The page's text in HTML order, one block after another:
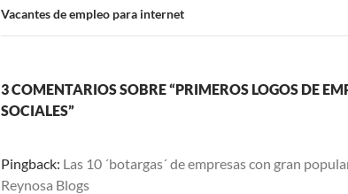
Vacantes de empleo para internet
3 COMENTARIOS SOBRE “PRIMEROS LOGOS DE
SOCIALES”
Pingback: Las 10 ´botargas´ de empresas con gran
Reynosa Blogs